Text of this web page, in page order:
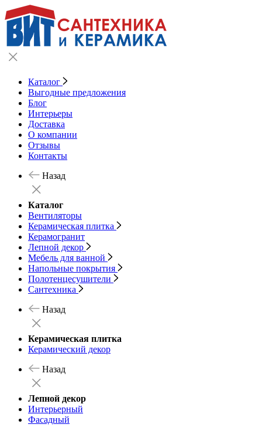
Каталог
Выгодные предложения
Блог
Интерьеры
Доставка
О компании
Отзывы
Контакты
Назад
Каталог
Вентиляторы
Керамическая плитка
Керамогранит
Лепной декор
Мебель для ванной
Напольные покрытия
Полотенцесушители
Сантехника
Назад
Керамическая плитка
Керамический декор
Назад
Лепной декор
Интерьерный
Фасадный